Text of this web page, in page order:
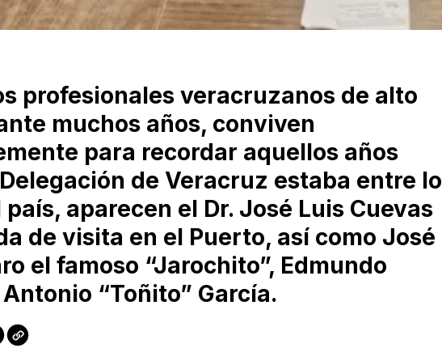
profesionales veracruzanos de alto
muchos años, conviven
para recordar aquellos años
de Veracruz estaba entre lo
aparecen el Dr. José Luis Cuevas
de visita en el Puerto, así como José
el famoso “Jarochito”, Edmundo
“Toñito” García.